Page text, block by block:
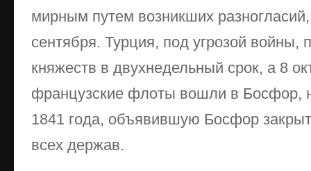
мирным путем возникших
сентября. Турция, под угрозой войны,
княжеств в двухнедельный срок, а 8
французские флоты вошли в Босфор,
1841 года, объявившую Босфор
всех держав.